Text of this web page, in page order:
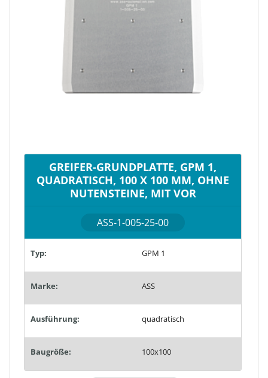
GREIFER-GRUNDPLATTE, GPM 1,
QUADRATISCH, 100 X 100 MM, OHNE
NUTENSTEINE, MIT VOR
ASS-1-005-25-00
Typ: GPM 1
Marke: ASS
Ausführung: quadratisch
Baugröße: 100x100